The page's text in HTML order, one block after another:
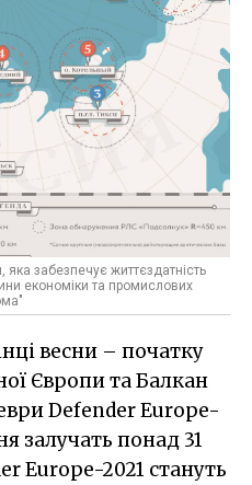
яка забезпечує життєздатність
економіки та промислових
весни – початку
Європи та Балкан
Defender Europe-
залучать понад 31
Europe-2021 стануть